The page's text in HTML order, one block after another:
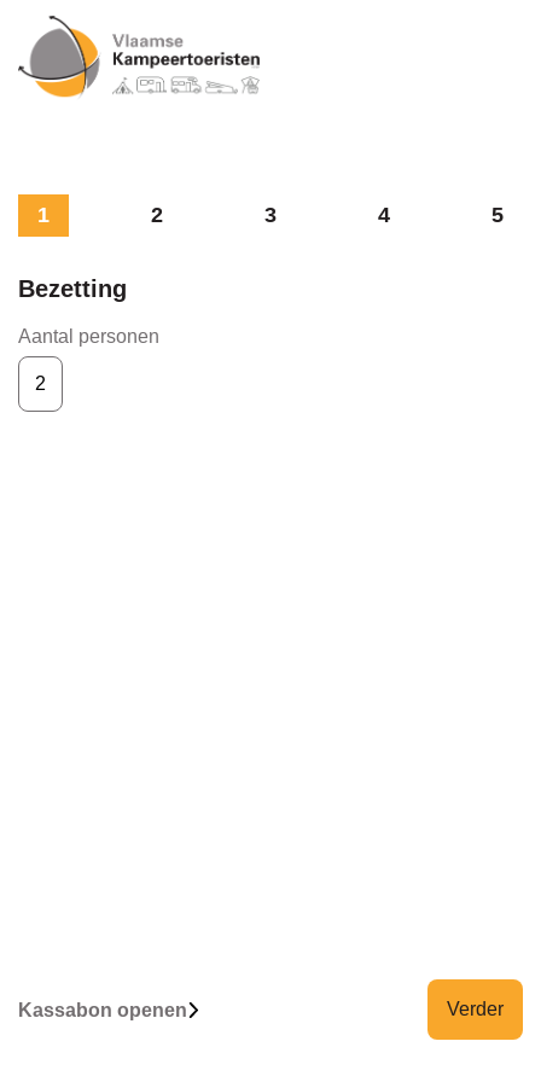
1 2 3 4 5
Bezetting
Aantal personen
Kassabon openen Verder